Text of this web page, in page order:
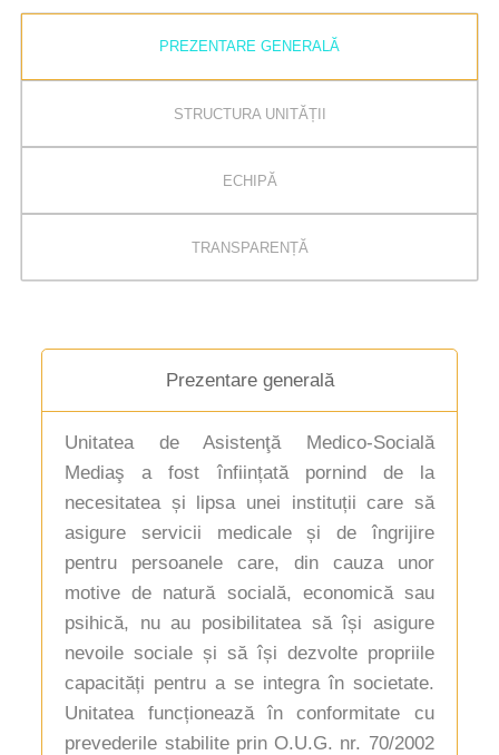
PREZENTARE GENERALĂ
STRUCTURA UNITĂȚII
ECHIPĂ
TRANSPARENȚĂ
Prezentare generală
Unitatea de Asistenţă Medico-Socială
Mediaş a fost înființată pornind de la
necesitatea și lipsa unei instituții care să
asigure servicii medicale și de îngrijire
pentru persoanele care, din cauza unor
motive de natură socială, economică sau
psihică, nu au posibilitatea să își asigure
nevoile sociale și să își dezvolte propriile
capacități pentru a se integra în societate.
Unitatea funcționează în conformitate cu
prevederile stabilite prin O.U.G. nr. 70/2002